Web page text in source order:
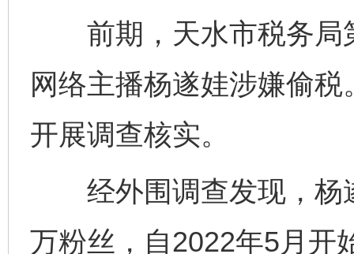
前期，天水市税务局
网络主播杨遂娃涉嫌偷
开展调查核实。
经外围调查发现，杨
万粉丝，自2022年5月开